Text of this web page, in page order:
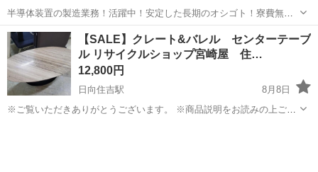
半導体装置の製造業務！活躍中！安定した長期のオシゴト！寮費無料
★赴任旅費会社負担◎20代～40代の男性活躍中★未経験活躍中！高時
給1,500円！《大分県中津市》 人気の工場のお仕事 ◇半導体装置内部
のシート製造◇ ＊クリー...
大分 中津市 東中津駅 その他
【SALE】クレート&バレル センターテーブ
ル リサイクルショップ宮崎屋 住…
12,800円
日向住吉駅
8月8日
※ご覧いただきありがとうございます。 ※商品説明をお読みの上ご納